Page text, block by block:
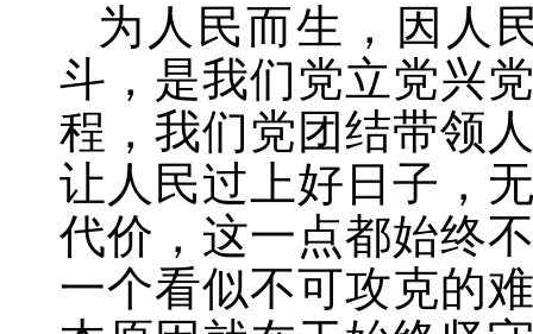
为人民而生，因人
斗，是我们党立党兴
程，我们党团结带领
让人民过上好日子，
代价，这一点都始终
一个看似不可攻克的